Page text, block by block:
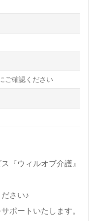
ご確認ください
『ウィルオブ介護』
さい♪
ポートいたします。